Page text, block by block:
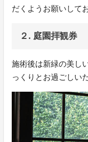
だくようお願いして
２. 庭園拝観券
施術後は新緑の美し
っくりとお過ごしい